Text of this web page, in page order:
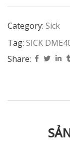
Category: Sick
Tag: SICK
Share: